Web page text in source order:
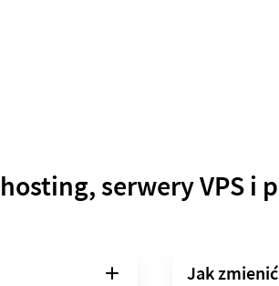
serwery VPS i
Jak